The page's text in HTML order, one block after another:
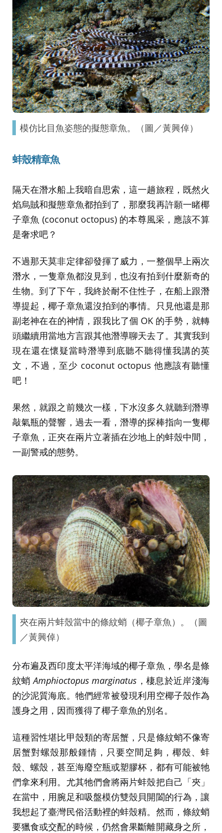
模仿比目魚姿態的擬態章魚。（圖／黃興倬）
蚌殼精章魚
隔天在潛水船上我暗自思索，這一趟旅程，既然火
焰烏賊和擬態章魚都拍到了，那麼我再許願一睹椰
子章魚 (coconut octopus) 的本尊風采，應該不算
是奢求吧？
不過那天莫非定律卻發揮了威力，一整個早上兩次
潛水，一隻章魚都沒見到，也沒有拍到什麼新奇的
生物。到了下午，我終於耐不住性子，在船上跟潛
導提起，椰子章魚還沒拍到的事情。只見他還是那
副老神在在的神情，跟我比了個 OK 的手勢，就轉
頭繼續用當地方言跟其他潛導聊天去了。其實我到
現在還在懷疑當時潛導到底聽不聽得懂我講的英
文，不過，至少 coconut octopus 他應該有聽懂
吧！
果然，就跟之前幾次一樣，下水沒多久就聽到潛導
敲氣瓶的聲響，過去一看，潛導的探棒指向一隻椰
子章魚，正夾在兩片立著插在沙地上的蚌殼中間，
一副警戒的態勢。
夾在兩片蚌殼當中的條紋蛸（椰子章魚）。（圖
／黃興倬）
分布遍及西印度太平洋海域的椰子章魚，學名是條
紋蛸Amphioctopus marginatus ，棲息於近岸淺海
的沙泥質海底。牠們經常被發現利用空椰子殼作為
護身之用，因而獲得了椰子章魚的別名。
這種習性堪比甲殼類的寄居蟹，只是條紋蛸不像寄
居蟹對螺殼那般鍾情，只要空間足夠，椰殼、蚌
殼、螺殼，甚至海廢空瓶或塑膠杯，都有可能被牠
們拿來利用。尤其牠們會將兩片蚌殼把自己「夾」
在當中，用腕足和吸盤模仿雙殼貝開闔的行為，讓
我想起了臺灣民俗活動裡的蚌殼精。然而，條紋蛸
要獵食或交配的時候，仍然會果斷離開藏身之所，